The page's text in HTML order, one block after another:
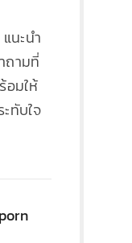
นะนำ
ถามที่
อมให้
ทับใจ